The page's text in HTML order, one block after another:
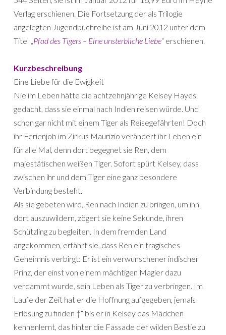
Verlag erschienen. Die Fortsetzung der als Trilogie
angelegten Jugendbuchreihe ist am Juni 2012 unter dem
Titel „Pfad des Tigers – Eine unsterbliche Liebe“ erschienen.
Kurzbeschreibung
Eine Liebe für die Ewigkeit
Nie im Leben hätte die achtzehnjährige Kelsey Hayes
gedacht, dass sie einmal nach Indien reisen würde. Und
schon gar nicht mit einem Tiger als Reisegefährten! Doch
ihr Ferienjob im Zirkus Maurizio verändert ihr Leben ein
für alle Mal, denn dort begegnet sie Ren, dem
majestätischen weißen Tiger. Sofort spürt Kelsey, dass
zwischen ihr und dem Tiger eine ganz besondere
Verbindung besteht.
Als sie gebeten wird, Ren nach Indien zu bringen, um ihn
dort auszuwildern, zögert sie keine Sekunde, ihren
Schützling zu begleiten. In dem fremden Land
angekommen, erfährt sie, dass Ren ein tragisches
Geheimnis verbirgt: Er ist ein verwunschener indischer
Prinz, der einst von einem mächtigen Magier dazu
verdammt wurde, sein Leben als Tiger zu verbringen. Im
Laufe der Zeit hat er die Hoffnung aufgegeben, jemals
Erlösung zu finden †“ bis er in Kelsey das Mädchen
kennenlernt, das hinter die Fassade der wilden Bestie zu